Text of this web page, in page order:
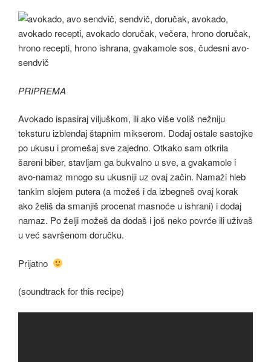
PRIPREMA
Avokado ispasiraj viljuškom, ili ako više voliš nežniju
teksturu izblendaj štapnim mikserom. Dodaj ostale sastojke
po ukusu i promešaj sve zajedno. Otkako sam otkrila
šareni biber, stavljam ga bukvalno u sve, a gvakamole i
avo-namaz mnogo su ukusniji uz ovaj začin. Namaži hleb
tankim slojem putera (a možeš i da izbegneš ovaj korak
ako želiš da smanjiš procenat masnoće u ishrani) i dodaj
namaz. Po želji možeš da dodaš i još neko povrće ili uživaš
u već savršenom doručku.
Prijatno
(soundtrack for this recipe)